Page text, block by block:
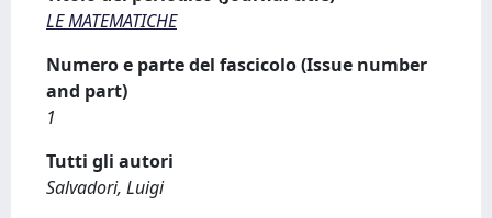
LE MATEMATICHE
Numero e parte del fascicolo (Issue number
and part)
1
Tutti gli autori
Salvadori, Luigi